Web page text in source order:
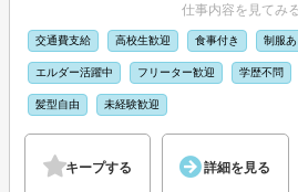
仕事内容を見てみ
交通費支給 高校生歓迎 食事付き 制服あ
エルダー活躍中 フリーター歓迎 学歴不問
髪型自由 未経験歓迎
キープする 詳細を見る